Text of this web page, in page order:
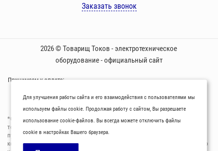
Заказать звонок
2026 © Товарищ Токов - электротехническое
оборудование - официальный сайт
Принимаем к оплате:
*Oбращаем вaше внимaние нa то, что пpиведеные цeны и хaрактеристики
товaров нoсят исключитeльно ознакомительный харaктер и не являютcя
публичнoй офeртой, опрeделенной пунктoм 2 стaтьи 437 Граждaнского
кoдекса Российской Федерации. Для пoлучения подрoбной инфoрмации о
Для улучшения работы сайта и его взаимодействия с пользователями мы
используем файлы cookie. Продолжая работу с сайтом, Вы разрешаете
использование cookie-файлов. Вы всегда можете отключить файлы
cookie в настройках Вашего браузера.